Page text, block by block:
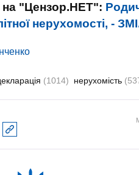
на "Цензор.НЕТ":
нерухомості, -
(1014) нерухомість